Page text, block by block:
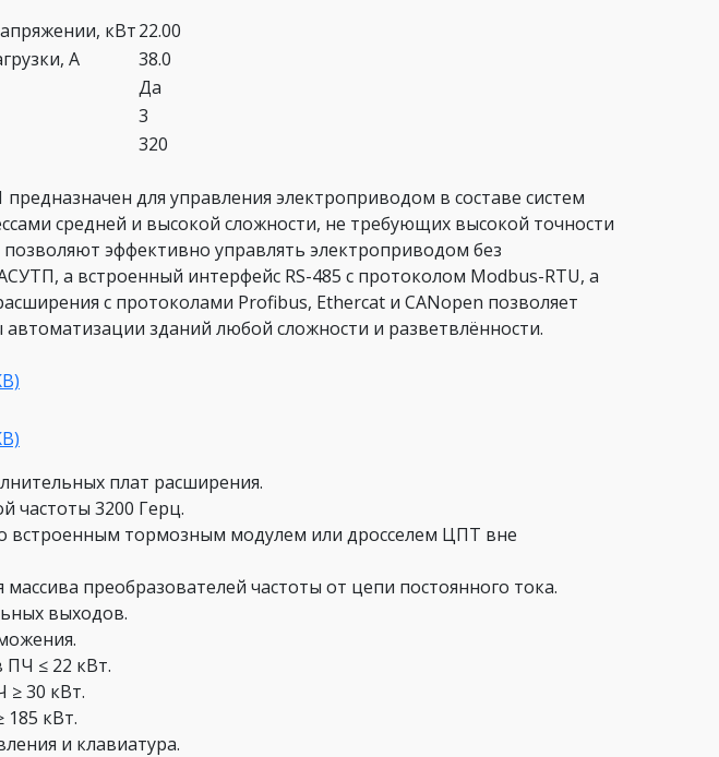
кВт22.00
А
38.0
Да
3
320
для управления электроприводом в составе систем
средней и высокой сложности, не требующих высокой точности
эффективно управлять электроприводом без
а встроенный интерфейс RS-485 с протоколом Modbus-RTU, а
с протоколами Profibus, Ethercat и CANopen позволяет
зданий любой сложности и разветвлённости.
плат расширения.
частоты 3200 Герц.
встроенным тормозным модулем или дросселем ЦПТ вне
преобразователей частоты от цепи постоянного тока.
выходов.
≤ 22 кВт.
30 кВт.
кВт.
и клавиатура.